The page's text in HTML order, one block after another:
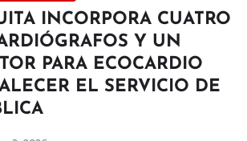
INCORPORA CUATRO
Y UN
PARA ECOCARDIO
EL SERVICIO DE